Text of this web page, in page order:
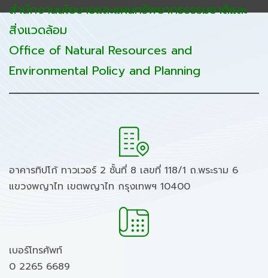
สำนักงานนโยบายและแผนทรัพยากรธรรมชาติและ
สิ่งแวดล้อม
Office of Natural Resources and
Environmental Policy and Planning
อาคารทิปโก้ ทาวเวอร์ 2 ชั้นที่ 8 เลขที่ 118/1 ถ.พระราม 6
แขวงพญาไท เขตพญาไท กรุงเทพฯ 10400
เบอร์โทรศัพท์
0 2265 6689